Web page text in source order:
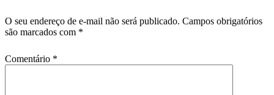
O seu endereço de e-mail não será publicado. Campos obrigatórios
são marcados com *
Comentário *